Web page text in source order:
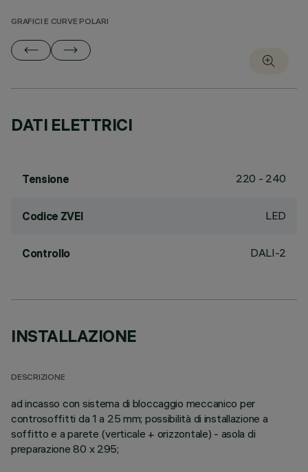
GRAFICI E CURVE POLARI
DATI ELETTRICI
Tensione 220 - 240
Codice ZVEI LED
Controllo DALI-2
INSTALLAZIONE
DESCRIZIONE
ad incasso con sistema di bloccaggio meccanico per
controsoffitti da 1 a 25 mm; possibilità di installazione a
soffitto e a parete (verticale + orizzontale) - asola di
preparazione 80 x 295;